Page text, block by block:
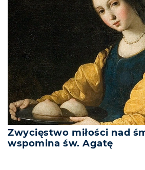
Zwycięstwo miłości nad
wspomina św. Agatę